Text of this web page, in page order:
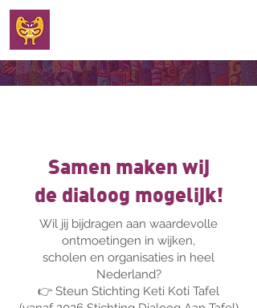
Samen maken wij
de dialoog mogelijk!
Wil jij bijdragen aan waardevolle
ontmoetingen in wijken,
scholen en organisaties in heel
Nederland?
👉 Steun Stichting Keti Koti Tafel